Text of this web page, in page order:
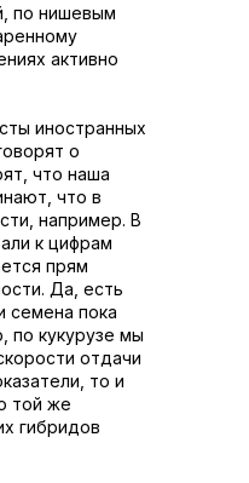
по нишевым
активно
иностранных
о
что наша
что в
например. В
к цифрам
прям
Да, есть
семена пока
по кукурузе мы
отдачи
то и
той же
гибридов